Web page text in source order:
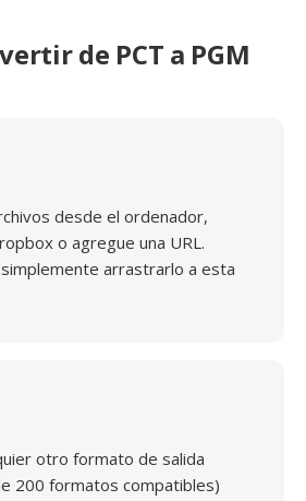
de PCT a PGM
desde el ordenador,
o agregue una URL.
arrastrarlo a esta
otro formato de salida
200 formatos compatibles)